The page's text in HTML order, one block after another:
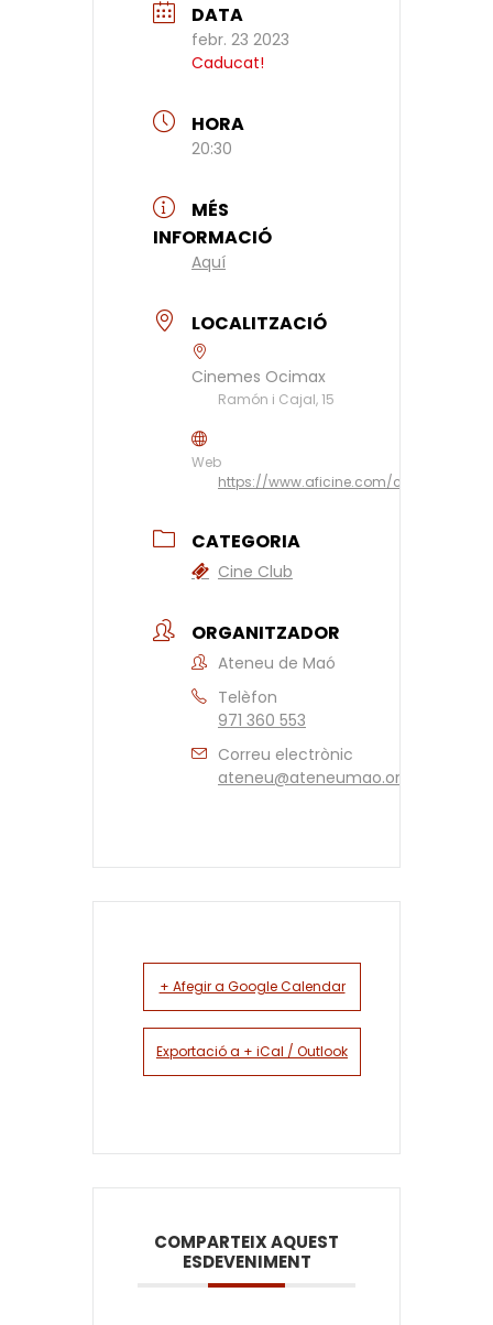
DATA
febr. 23 2023
Caducat!
HORA
20:30
MÉS
INFORMACIÓ
Aquí
LOCALITZACIÓ
Cinemes Ocimax
Ramón i Cajal, 15
Web
https://www.aficine.com/cine/
CATEGORIA
Cine Club
ORGANITZADOR
Ateneu de Maó
Telèfon
971 360 553
Correu electrònic
ateneu@ateneumao.org
+ Afegir a Google Calendar
Exportació a + iCal / Outlook
COMPARTEIX AQUEST
ESDEVENIMENT